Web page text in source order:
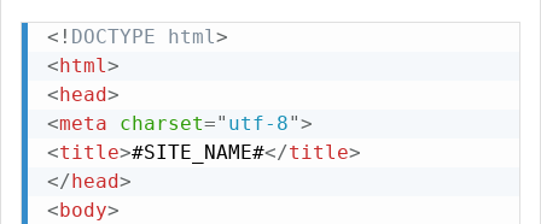
<! DOCTYPE html >
<html >
<head>
<meta charset=" utf-8">
<title>#SITE_NAME#</title>
</head>
<body>